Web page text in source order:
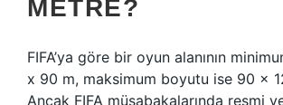
METRE?
FIFA’ya göre bir oyun alanının
x 90 m, maksimum boyutu ise 90 x
Ancak FIFA müsabakalarında resmi